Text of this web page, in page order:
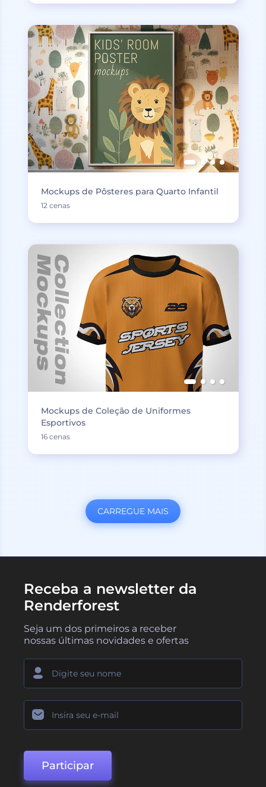
Mockups de Pôsteres para Quarto Infantil
12 cenas
Mockups de Coleção de Uniformes
Esportivos
16 cenas
CARREGUE MAIS
Receba a newsletter da
Renderforest
Seja um dos primeiros a receber
nossas últimas novidades e ofertas
Participar